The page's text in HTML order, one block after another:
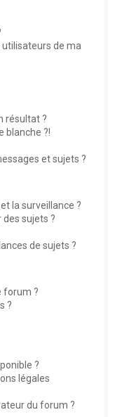
de ma
résultat ?
blanche ?!
et sujets ?
la surveillance ?
sujets ?
de sujets ?
forum ?
?
?
légales
du forum ?